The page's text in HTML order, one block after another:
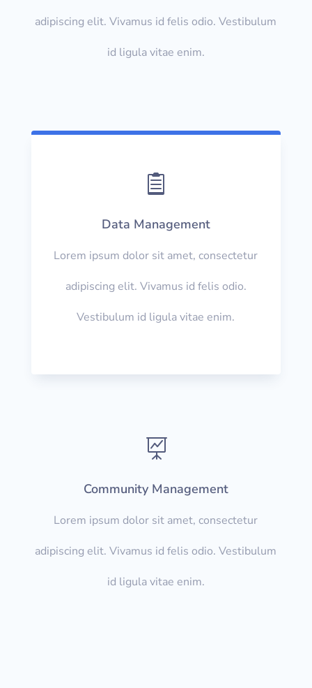
adipiscing elit. Vivamus id felis odio. Vestibulum
id ligula vitae enim.

Data Management
Lorem ipsum dolor sit amet, consectetur
adipiscing elit. Vivamus id felis odio.
Vestibulum id ligula vitae enim.

Community Management
Lorem ipsum dolor sit amet, consectetur
adipiscing elit. Vivamus id felis odio. Vestibulum
id ligula vitae enim.